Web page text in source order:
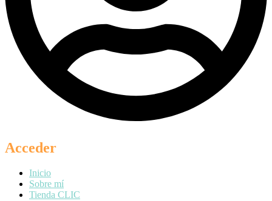
Acceder
Inicio
Sobre mí
Tienda CLIC